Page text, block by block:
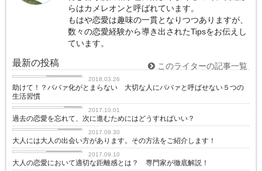
らはカメレオンと呼ばれています。
もはや恋愛は趣味の一貫となりつつありますが、
数々の恋愛経験から導き出されたTipsをお伝えし
ています。
最新の投稿 このライターの記事一覧
2018.03.26
助けて！？ババァ化がとまらない 大切な人にババァと呼ばせない５つの
生活習慣
失恋
2017.10.01
過去の恋愛を忘れて、次に進むためにはどうすればいい？
出会い
2017.09.30
大人には大人の出会い方があります。その方法をご紹介します！
恋に効く♡
2017.09.10
大人の恋愛において適切な距離感とは？ 専門家が徹底解説！